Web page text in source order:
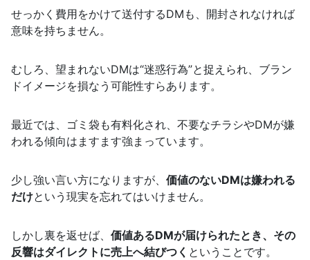
せっかく費用をかけて送付するDMも、開封されなければ
意味を持ちません。
むしろ、望まれないDMは“迷惑行為”と捉えられ、ブラン
ドイメージを損なう可能性すらあります。
最近では、ゴミ袋も有料化され、不要なチラシやDMが嫌
われる傾向はますます強まっています。
少し強い言い方になりますが、 価値のないDMは嫌われる
だけという現実を忘れてはいけません。
しかし裏を返せば、 価値あるDMが届けられたとき、その
反響はダイレクトに売上へ結びつく ということです。